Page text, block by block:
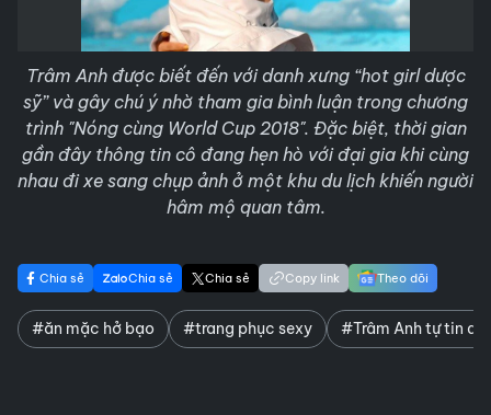
Trâm Anh được biết đến với danh xưng “hot girl dược
sỹ” và gây chú ý nhờ tham gia bình luận trong chương
trình "Nóng cùng World Cup 2018". Đặc biệt, thời gian
gần đây thông tin cô đang hẹn hò với đại gia khi cùng
nhau đi xe sang chụp ảnh ở một khu du lịch khiến người
hâm mộ quan tâm.
Chia sẻ Chia sẻ Chia sẻ Copy link Theo dõi
#ăn mặc hở bạo #trang phục sexy #Trâm Anh tự tin